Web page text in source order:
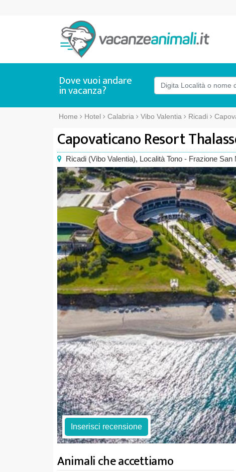
Dove vuoi andare
in vacanza?
Home Hotel Calabria Vibo Valentia Ricadi
Capovaticano Resort
Ricadi (Vibo Valentia), Località Tono - Frazione San
Inserisci recensione
Animali che accettiamo